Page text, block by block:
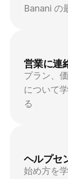
Banani の
営業に連
プラン、
について
る
ヘルプセ
始め方を